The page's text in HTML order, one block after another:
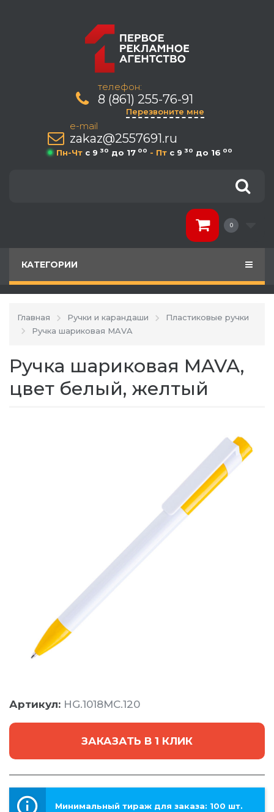
телефон:
8 (861) 255-76-91
Перезвоните мне
e-mail
zakaz@2557691.ru
Пн-Чт c 9 30 до 17 00 - Пт c 9 30 до 16 00
0
КАТЕГОРИИ
Главная Ручки и карандаши
Пластиковые ручки
Ручка шариковая MAVA
Ручка шариковая MAVA,
цвет белый, желтый
Артикул: HG.1018MC.120
ЗАКАЗАТЬ В 1 КЛИК
Минимальный тираж для заказа: 100 шт.